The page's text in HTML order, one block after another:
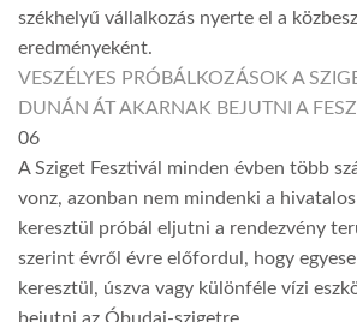
székhelyű vállalkozás nyerte el a
eredményeként.
VESZÉLYES PRÓBÁLKOZÁSOK A
DUNÁN ÁT AKARNAK BEJUTNI A
06
A Sziget Fesztivál minden évben több
vonz, azonban nem mindenki a
keresztül próbál eljutni a rendezvény
szerint évről évre előfordul, hogy
keresztül, úszva vagy különféle vízi